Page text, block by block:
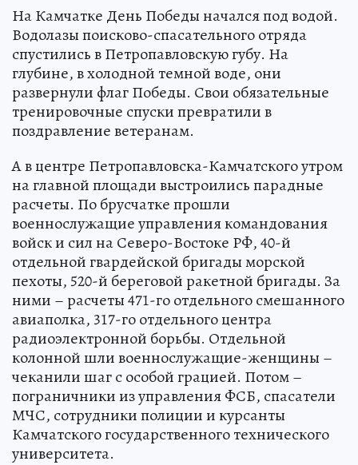
На Камчатке День Победы начался под водой.
Водолазы поисково-спасательного отряда
спустились в Петропавловскую губу. На
глубине, в холодной темной воде, они
развернули флаг Победы. Свои обязательные
тренировочные спуски превратили в
поздравление ветеранам.
А в центре Петропавловска-Камчатского утром
на главной площади выстроились парадные
расчеты. По брусчатке прошли
военнослужащие управления командования
войск и сил на Северо-Востоке РФ, 40-й
отдельной гвардейской бригады морской
пехоты, 520-й береговой ракетной бригады. За
ними – расчеты 471-го отдельного смешанного
авиаполка, 317-го отдельного центра
радиоэлектронной борьбы. Отдельной
колонной шли военнослужащие-женщины –
чеканили шаг с особой грацией. Потом –
пограничники из управления ФСБ, спасатели
МЧС, сотрудники полиции и курсанты
Камчатского государственного технического
университета.